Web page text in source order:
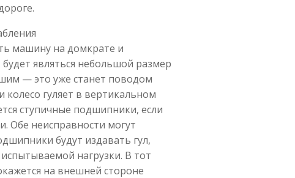
машину на домкрате и
являться небольшой размер
— это уже станет поводом
колесо гуляет в вертикальном
ступичные подшипники, если
Обе неисправности могут
будут издавать гул,
нагрузки. В тот
на внешней стороне